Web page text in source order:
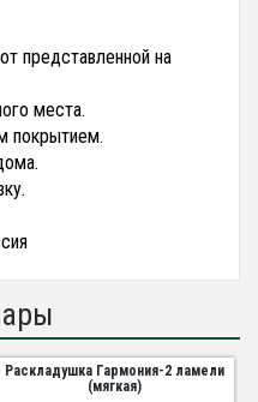
представленной на
места.
покрытием.
Раскладушка Гармония-2 ламели
(мягкая)